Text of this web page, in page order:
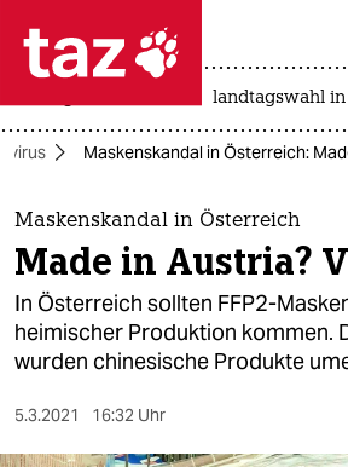
 taz zahl ich
taz zahl ich
themen
politik
öko
landtagswahl
Maskenskandal in Österreich:
Maskenskandal in Österreich
Made in Austria?
In Österreich sollten FFP2-
heimischer Produktion kommen.
wurden chinesische Produkte
5.3.2021 16:32 Uhr